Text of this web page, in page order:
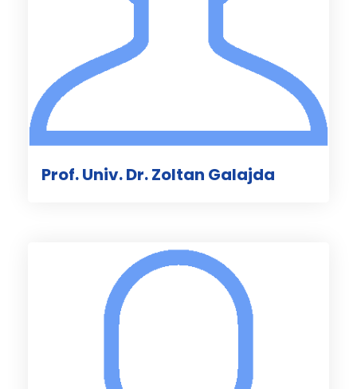
Prof. Univ. Dr. Zoltan Galajda